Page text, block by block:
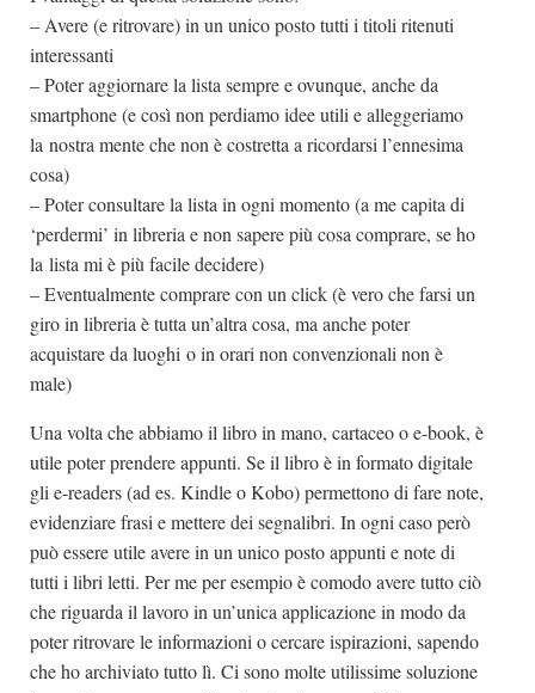
A Tutto Volume
Salone di Torino
Marketing
– Avere (e ritrovare) in un unico posto tutti i titoli ritenuti
interessanti
– Poter aggiornare la lista sempre e ovunque, anche da
smartphone (e così non perdiamo idee utili e alleggeriamo
la nostra mente che non è costretta a ricordarsi l’ennesima
cosa)
– Poter consultare la lista in ogni momento (a me capita di
‘perdermi’ in libreria e non sapere più cosa comprare, se ho
la lista mi è più facile decidere)
– Eventualmente comprare con un click (è vero che farsi un
giro in libreria è tutta un’altra cosa, ma anche poter
acquistare da luoghi o in orari non convenzionali non è
male)
Una volta che abbiamo il libro in mano, cartaceo o e-book, è
utile poter prendere appunti. Se il libro è in formato digitale
gli e-readers (ad es. Kindle o Kobo) permettono di fare note,
evidenziare frasi e mettere dei segnalibri. In ogni caso però
può essere utile avere in un unico posto appunti e note di
tutti i libri letti. Per me per esempio è comodo avere tutto ciò
che riguarda il lavoro in un’unica applicazione in modo da
poter ritrovare le informazioni o cercare ispirazioni, sapendo
che ho archiviato tutto lì. Ci sono molte utilissime soluzione